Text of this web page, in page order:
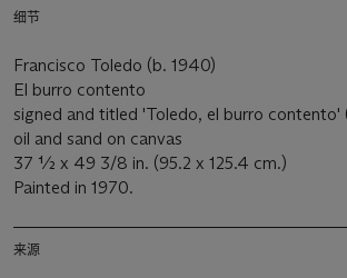
细节
Francisco Toledo (b. 1940)
El burro contento
signed and titled 'Toledo, el burro contento'
oil and sand on canvas
37 ½ x 49 3/8 in. (95.2 x 125.4 cm.)
Painted in 1970.
来源